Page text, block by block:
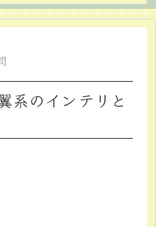
系のインテリと